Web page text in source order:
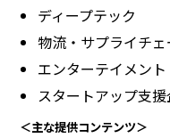
ディープテック
物流・サプライチェ
エンターテイメント
スタートアップ支
＜主な提供コンテンツ＞